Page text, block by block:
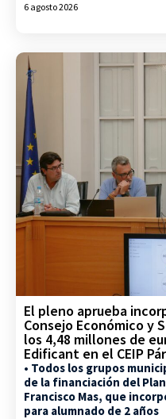
6 agosto 2026
El pleno aprueba
Consejo Económico y
los 4,48 millones de
Edificant en el CEIP
• Todos los grupos
de la financiación del
Francisco Mas, que
para alumnado de 2 años